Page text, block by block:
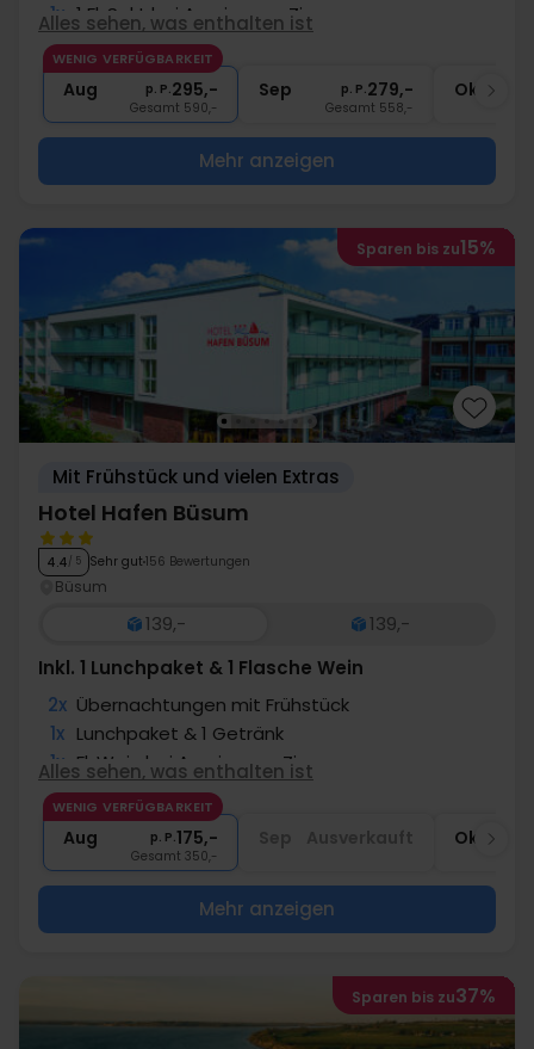
1x 1 Fl. Sekt bei Anreise pro Zimmer
1x Kaffee zum Mitnehmen
1x 1 Fl. Wasser bei Anreise pro Zimmer
Alles sehen, was enthalten ist
WENIG VERFÜGBARKEIT
Aug p. P.295,-
Gesamt 590,-
Sep p. P.279,-
Gesamt 558,-
Okt
Mehr anzeigen
Sparen bis zu15%
Mit Frühstück und vielen Extras
Hotel Hafen Büsum
4.4/ 5 Sehr gut 156 Bewertungen
Büsum
139,-
139,-
Inkl. 1 Lunchpaket & 1 Flasche Wein
2x Übernachtungen mit Frühstück
1x Lunchpaket & 1 Getränk
1x Fl. Wein bei Anreise pro Zimmer
1x 1 Fl. Wasser bei Anreise pro Zimmer
2x Gratis Nutzung des Spa
Alles sehen, was enthalten ist
WENIG VERFÜGBARKEIT
Aug p. P.175,-
Gesamt 350,-
Okt
Mehr anzeigen
Sparen bis zu37%